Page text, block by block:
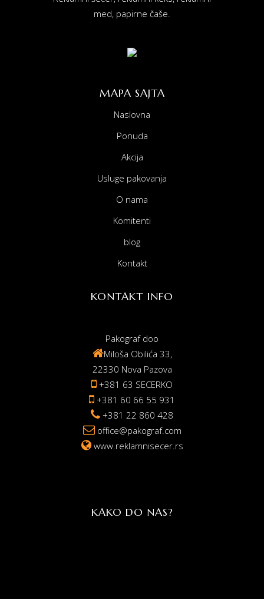
med, papirne čaše.
MAPA SAJTA
Naslovna
Ponuda
Akcija
Usluge pakovanja
O nama
Komitenti
blog
Kontakt
KONTAKT INFO
Pakograf doo
Miloša Obilića 33,
22330 Nova Pazova
+381 63 SECERKO
+381 60 66 55 931
+381 22 860 428
office@pakograf.com
www.reklamnisecer.rs
KAKO DO NAS?